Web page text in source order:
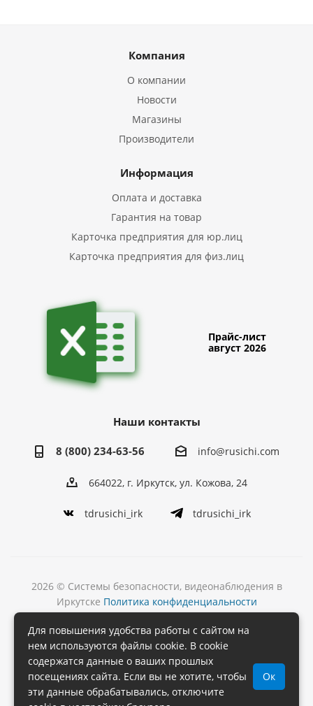
Компания
О компании
Новости
Магазины
Производители
Информация
Оплата и доставка
Гарантия на товар
Карточка предприятия для юр.лиц
Карточка предприятия для физ.лиц
Прайс-лист
август 2026
Наши контакты
8 (800) 234-63-56 info@rusichi.com
664022, г. Иркутск, ул. Кожова, 24
tdrusichi_irk tdrusichi_irk
2026 © Системы безопасности, видеонаблюдения в
Иркутске Политика конфиденциальности
Разработка
и поддержка сайта
Для повышения удобства работы с сайтом на
нем используются файлы cookie. В cookie
содержатся данные о ваших прошлых
посещениях сайта. Если вы не хотите, чтобы
эти данные обрабатывались, отключите
Ок